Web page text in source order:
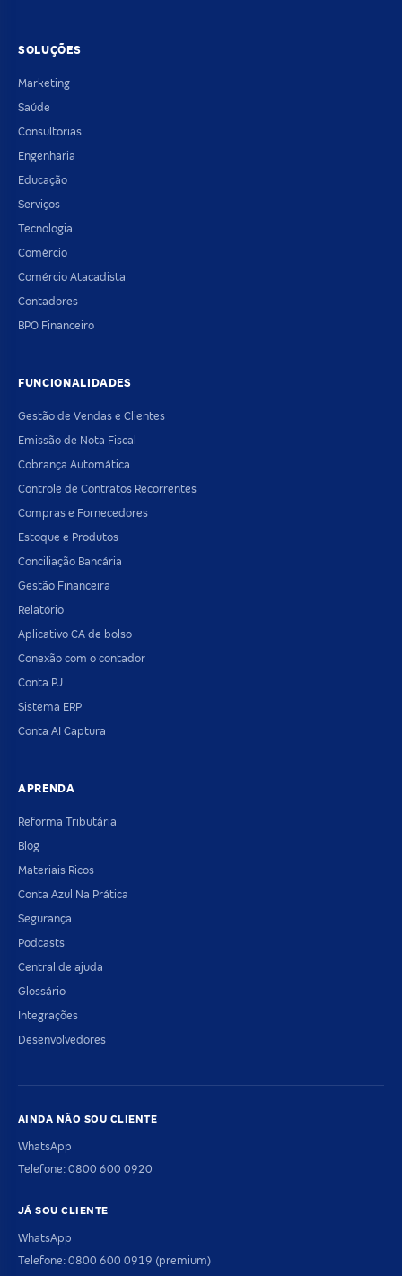
SOLUÇÕES
Marketing
Saúde
Consultorias
Engenharia
Educação
Serviços
Tecnologia
Comércio
Comércio Atacadista
Contadores
BPO Financeiro
FUNCIONALIDADES
Gestão de Vendas e Clientes
Emissão de Nota Fiscal
Cobrança Automática
Controle de Contratos Recorrentes
Compras e Fornecedores
Estoque e Produtos
Conciliação Bancária
Gestão Financeira
Relatório
Aplicativo CA de bolso
Conexão com o contador
Conta PJ
Sistema ERP
Conta AI Captura
APRENDA
Reforma Tributária
Blog
Materiais Ricos
Conta Azul Na Prática
Segurança
Podcasts
Central de ajuda
Glossário
Integrações
Desenvolvedores
AINDA NÃO SOU CLIENTE
WhatsApp
Telefone: 0800 600 0920
JÁ SOU CLIENTE
WhatsApp
Telefone: 0800 600 0919 (premium)